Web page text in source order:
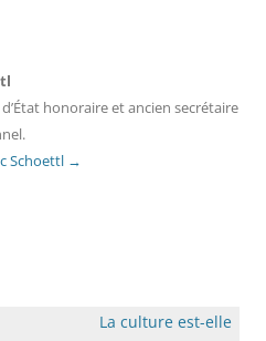
honoraire et ancien secrétaire
Schoettl →
La culture est-elle